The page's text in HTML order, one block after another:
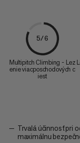
5/6
Multipitch Climbing - Lez
enie viacposchodových c
iest
Trvalá účinnosť pri
maximálnu